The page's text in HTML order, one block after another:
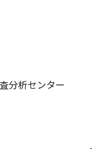
分析センター